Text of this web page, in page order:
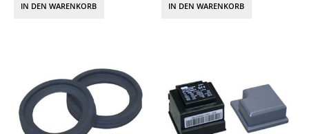
IN DEN WARENKORB IN DEN WARENKORB